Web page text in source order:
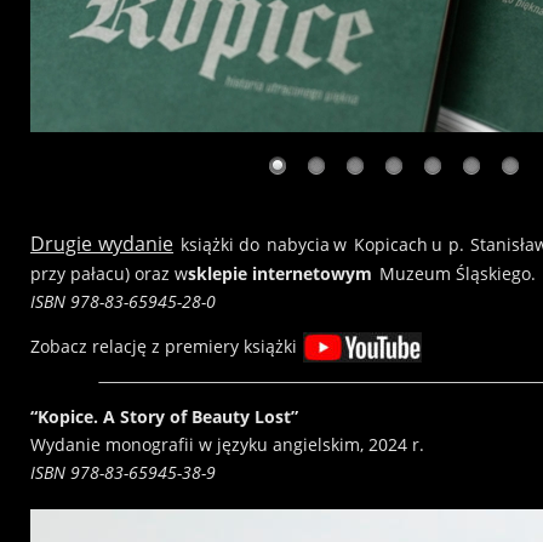
Zobacz relację z premiery książki
Drugie wydanie książki do nabycia w Kopicach u p.
przy pałacu) oraz w sklepie internetowym Muzeum Śląskiego.
ISBN 978-83-65945-28-0
“Kopice. A Story of Beauty Lost”
Wydanie monografii w języku angielskim, 2024 r.
ISBN 978-83-65945-38-9